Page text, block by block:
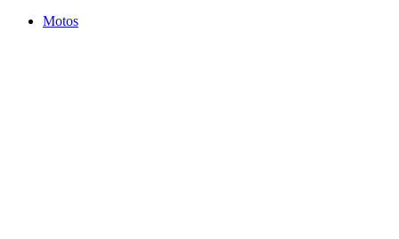
Motos